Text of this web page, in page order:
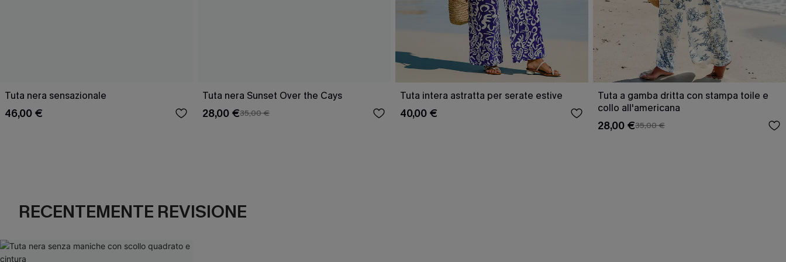
Tuta nera sensazionale
46,00 €
Tuta nera Sunset Over the Cays
28,00 €35,00 €
Tuta intera astratta per serate estive
40,00 €
Tuta a gamba dritta con stampa toile e
collo all'americana
28,00 €35,00 €
RECENTEMENTE REVISIONE